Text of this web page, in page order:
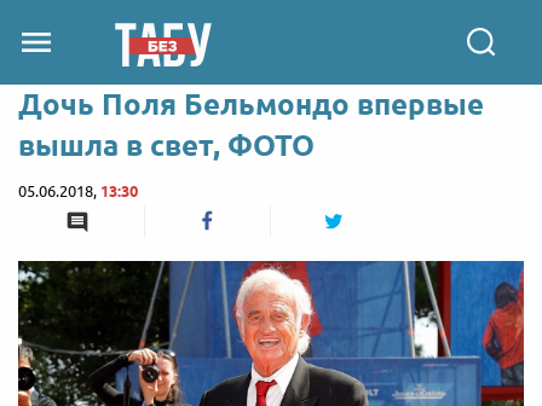
Дочь Поля Бельмондо впервые
вышла в свет, ФОТО
05.06.2018, 13:30